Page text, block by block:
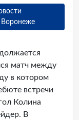
Воронеже
матч между
в котором
встречи
Колина
В